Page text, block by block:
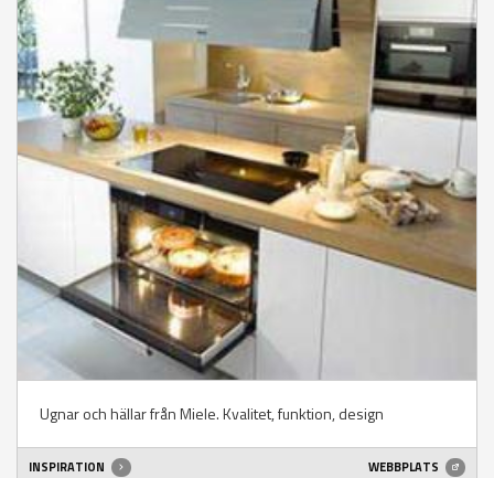
Ugnar och hällar från Miele. Kvalitet, funktion, design
INSPIRATION WEBBPLATS